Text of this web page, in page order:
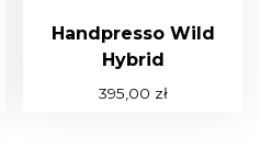
Handpresso Wild
Hybrid
395,00 zł